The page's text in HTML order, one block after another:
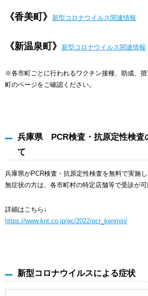
《香美町》 新型コロナウイルス関連情報
《新温泉町》 新型コロナウイルス関連情報
※各市町ごとに行われるワクチン接種、助成、
町のページをご確認ください。
兵庫県 PCR検査・抗原定性検査
て
兵庫県がPCR検査・抗原定性検査を無料で実施し
無症状の方は、各市町村の特定店舗等で受診が可
詳細はこちら↓
https://www.knt.co.jp/ec/2022/pcr_kenmin/
新型コロナウイルスによる症状